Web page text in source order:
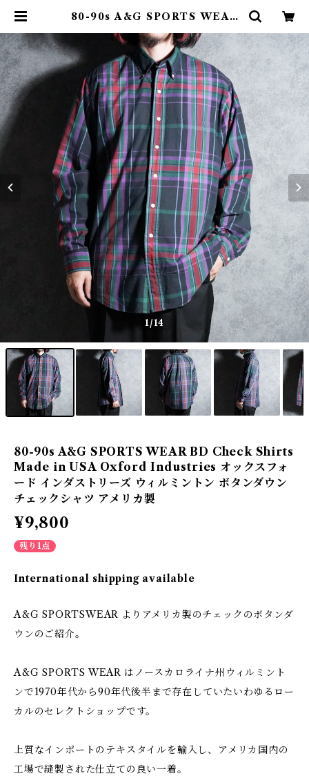
80-90s A&G SPORTS WEAR
A Oxford Industries オックス
フォード インダストリーズ ウィル
ミントン ボタンダウン チェックシ
ャツ アメリカ製 | mark & collar
s (マークアンドカラーズ)
1/14
80-90s A&G SPORTS WEAR BD Check Shirts
Made in USA Oxford Industries オックスフォ
ード インダストリーズ ウィルミントン ボタンダウン
チェックシャツ アメリカ製
¥9,800
残り1点
International shipping available
A&G SPORTSWEAR よりアメリカ製のチェックのボタンダ
ウンのご紹介。
A&G SPORTS WEAR はノースカロライナ州ウィルミント
ンで1970年代から90年代後半まで存在していたいわゆるロー
カルのセレクトショップです。
上質なインポートのテキスタイルを輸入し、アメリカ国内の
工場で縫製された仕立ての良い一着。